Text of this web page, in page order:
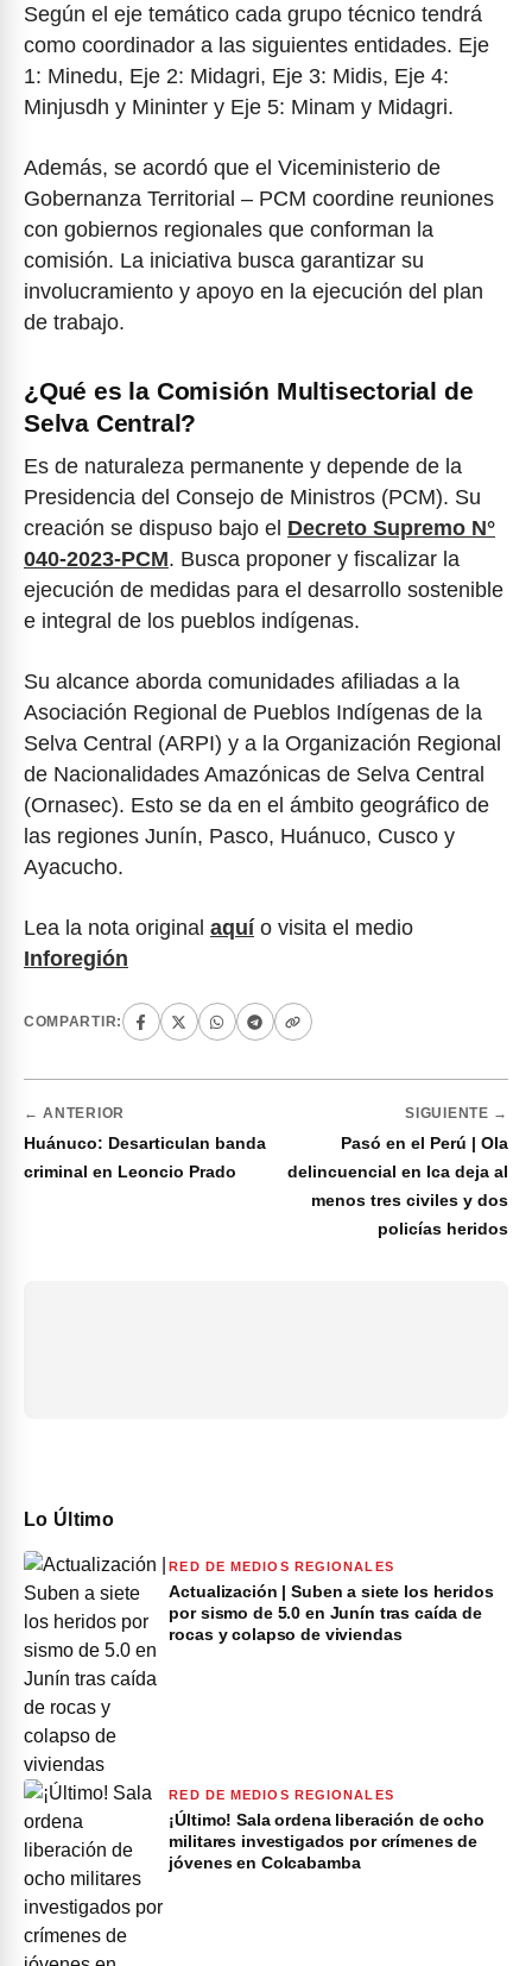
Según el eje temático cada grupo técnico tendrá
como coordinador a las siguientes entidades. Eje
1: Minedu, Eje 2: Midagri, Eje 3: Midis, Eje 4:
Minjusdh y Mininter y Eje 5: Minam y Midagri.
Además, se acordó que el Viceministerio de
Gobernanza Territorial – PCM coordine reuniones
con gobiernos regionales que conforman la
comisión. La iniciativa busca garantizar su
involucramiento y apoyo en la ejecución del plan
de trabajo.
¿Qué es la Comisión Multisectorial de
Selva Central?
Es de naturaleza permanente y depende de la
Presidencia del Consejo de Ministros (PCM). Su
creación se dispuso bajo el Decreto Supremo N°
040-2023-PCM. Busca proponer y fiscalizar la
ejecución de medidas para el desarrollo sostenible
e integral de los pueblos indígenas.
Su alcance aborda comunidades afiliadas a la
Asociación Regional de Pueblos Indígenas de la
Selva Central (ARPI) y a la Organización Regional
de Nacionalidades Amazónicas de Selva Central
(Ornasec). Esto se da en el ámbito geográfico de
las regiones Junín, Pasco, Huánuco, Cusco y
Ayacucho.
Lea la nota original aquío visita el medio
Inforegión
COMPARTIR:
← ANTERIOR
Huánuco: Desarticulan banda
criminal en Leoncio Prado
SIGUIENTE →
Pasó en el Perú | Ola
delincuencial en Ica deja al
menos tres civiles y dos
policías heridos
Lo Último
RED DE MEDIOS REGIONALES
Actualización | Suben a siete los heridos
por sismo de 5.0 en Junín tras caída de
rocas y colapso de viviendas
RED DE MEDIOS REGIONALES
¡Último! Sala ordena liberación de ocho
militares investigados por crímenes de
jóvenes en Colcabamba